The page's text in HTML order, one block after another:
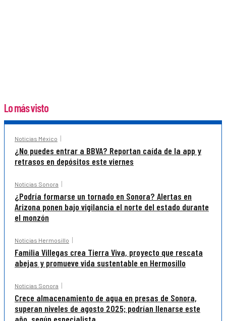
Lo más visto
Noticias México
¿No puedes entrar a BBVA? Reportan caída de la app y
retrasos en depósitos este viernes
Noticias Sonora
¿Podría formarse un tornado en Sonora? Alertas en
Arizona ponen bajo vigilancia el norte del estado durante
el monzón
Noticias Hermosillo
Familia Villegas crea Tierra Viva, proyecto que rescata
abejas y promueve vida sustentable en Hermosillo
Noticias Sonora
Crece almacenamiento de agua en presas de Sonora,
superan niveles de agosto 2025; podrían llenarse este